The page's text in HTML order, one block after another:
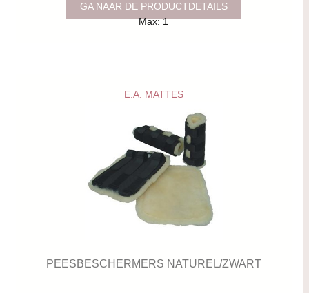
GA NAAR DE PRODUCTDETAILS
Max: 1
E.A. MATTES
PEESBESCHERMERS NATUREL/ZWART